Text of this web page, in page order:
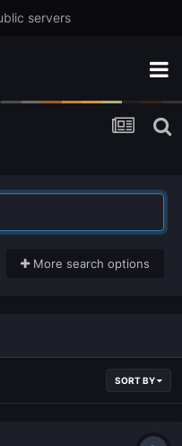
servers
More search options
SORT BY